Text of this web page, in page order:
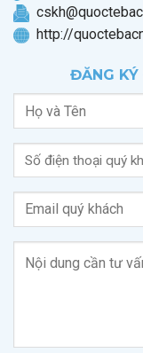
http://
ĐĂNG